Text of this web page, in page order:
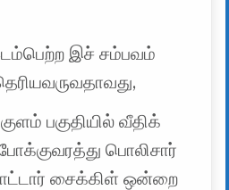
இச் சம்பவம்
பகுதியில் வீதிக்
பொலிசார்
சைக்கிள் ஒன்றை